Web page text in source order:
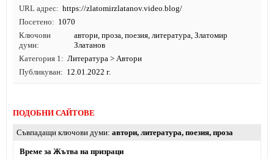
URL адрес https://zlatomirzlatanov.video.blog/
Посетено
1070
Ключови
думи
автори, проза, поезия, литература, Златомир
Златанов
Категория 1
Литература > Автори
Публикуван
12.01.2022 г.
ПОДОБНИ САЙТОВЕ
Съвпадащи ключови думи автори, литература, поезия, проза
Време за Жътва на призраци